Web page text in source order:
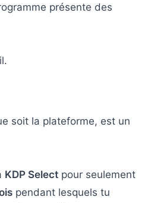
présente des
soit la plateforme, est un
KDP Select pour seulement
pendant lesquels tu